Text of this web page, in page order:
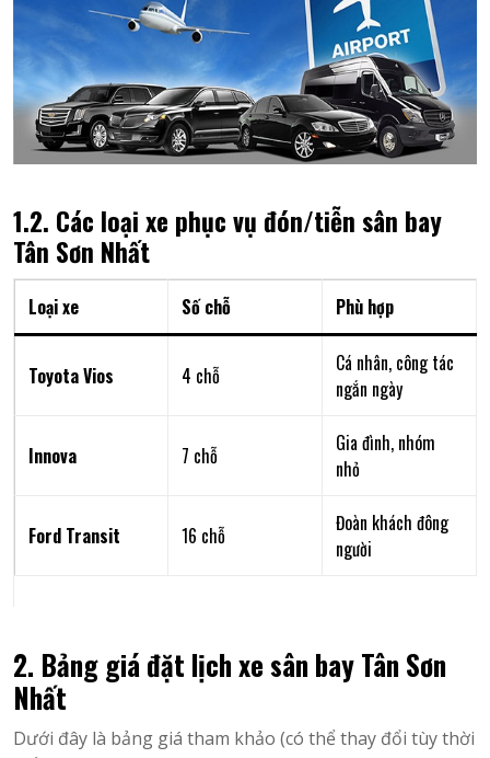
1.2. Các loại xe phục vụ đón/tiễn sân bay
Tân Sơn Nhất
Loại xe Số chỗ Phù hợp
Toyota Vios 4 chỗ
Cá nhân, công tác
ngắn ngày
Innova 7 chỗ
Gia đình, nhóm
nhỏ
Ford Transit 16 chỗ
Đoàn khách đông
người
2. Bảng giá đặt lịch xe sân bay Tân Sơn
Nhất
Dưới đây là bảng giá tham khảo (có thể thay đổi tùy thời